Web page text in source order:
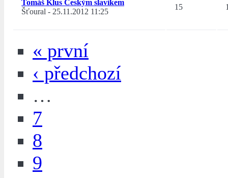
Tomáš Klus Českým slavíkem
Šťoural - 25.11.2012 11:25
15
« první
‹ předchozí
…
7
8
9